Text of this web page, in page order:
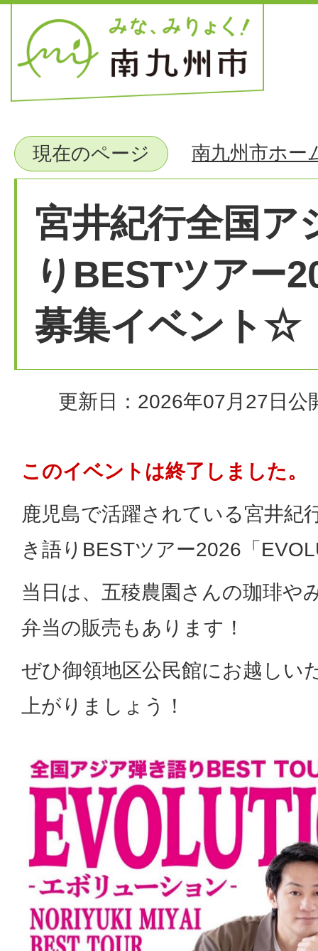
現在のページ 南九州市ホー
宮井紀行全国ア
りBESTツアー
募集イベント☆
更新日：2026年07月27日 公
このイベントは終了しました。
鹿児島で活躍されている宮井紀
き語りBESTツアー2026「
当日は、五稜農園さんの珈琲や
弁当の販売もあります！
ぜひ御領地区公民館にお越しい
上がりましょう！